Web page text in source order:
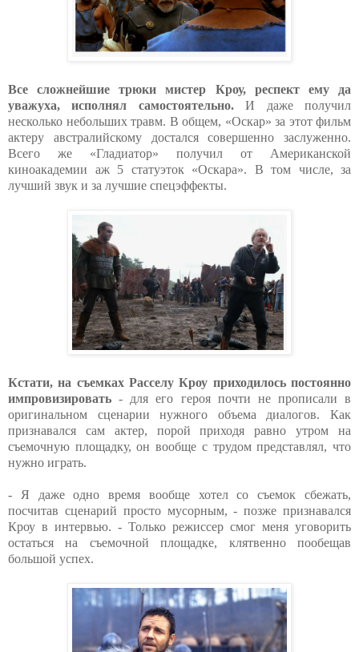
Все сложнейшие трюки мистер Кроу, респект ему да
уважуха, исполнял самостоятельно.И даже получил
несколько небольших травм. В общем, «Оскар» за этот фильм
актеру австралийскому достался совершенно заслуженно.
Всего же «Гладиатор» получил от Американской
киноакадемии аж 5 статуэток «Оскара». В том числе, за
лучший звук и за лучшие спецэффекты.
Кстати, на съемках Расселу Кроу приходилось постоянно
импровизировать - для его героя почти не прописали в
оригинальном сценарии нужного объема диалогов. Как
признавался сам актер, порой приходя равно утром на
съемочную площадку, он вообще с трудом представлял, что
нужно играть.
- Я даже одно время вообще хотел со съемок сбежать,
посчитав сценарий просто мусорным, - позже признавался
Кроу в интервью. - Только режиссер смог меня уговорить
остаться на съемочной площадке, клятвенно пообещав
большой успех.